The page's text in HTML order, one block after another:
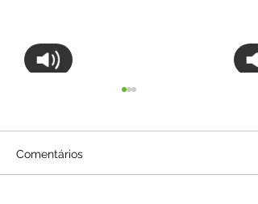
Comentários